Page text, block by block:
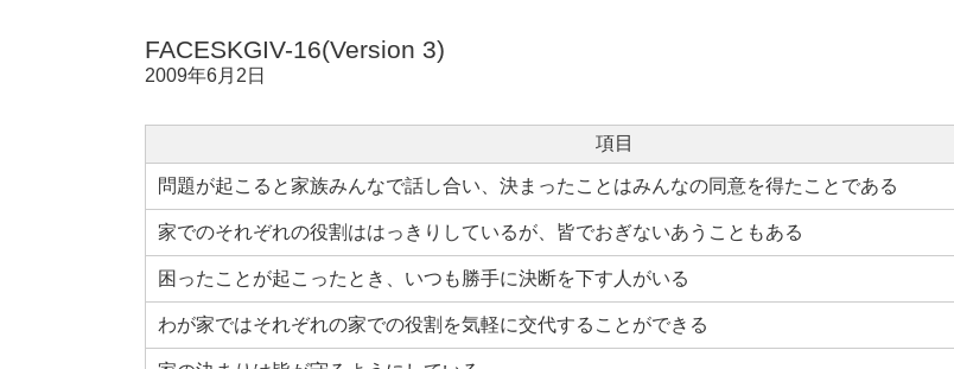
FACESKGIV-16(Version 3)
2009年6月2日
項目
問題が起こると家族みんなで話し合い、決まったことはみんなの同意を得たことである
家でのそれぞれの役割ははっきりしているが、皆でおぎないあうこともある
困ったことが起こったとき、いつも勝手に決断を下す人がいる
わが家ではそれぞれの家での役割を気軽に交代することができる